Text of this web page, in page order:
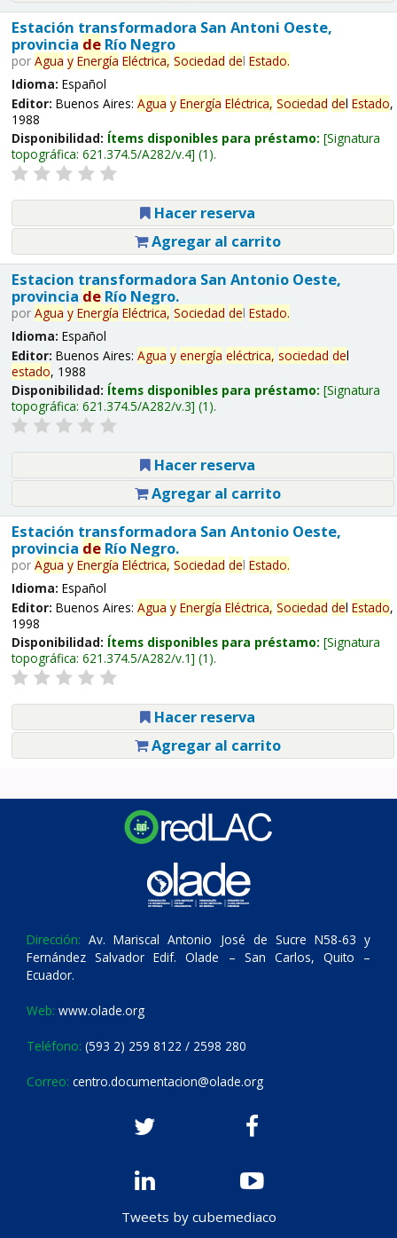
Estación transformadora San Antoni Oeste,
provincia deRío Negro
por Agua y Energía Eléctrica, Sociedad del Estado.
Idioma: Español
Editor: Buenos Aires: Agua y Energía Eléctrica, Sociedad del Estado,
1988
Disponibilidad: Ítems disponibles para préstamo: Signatura
topográfica: 621.374.5/A282/v.4 (1).
Hacer reserva
Agregar al carrito
Estacion transformadora San Antonio Oeste,
provincia deRío Negro.
por Agua y Energía Eléctrica, Sociedad del Estado.
Idioma: Español
Editor: Buenos Aires: Agua y energía eléctrica, sociedad del
estado, 1988
Disponibilidad: Ítems disponibles para préstamo: Signatura
topográfica: 621.374.5/A282/v.3 (1).
Hacer reserva
Agregar al carrito
Estación transformadora San Antonio Oeste,
provincia deRío Negro.
por Agua y Energía Eléctrica, Sociedad del Estado.
Idioma: Español
Editor: Buenos Aires: Agua y Energía Eléctrica, Sociedad del Estado,
1998
Disponibilidad: Ítems disponibles para préstamo: Signatura
topográfica: 621.374.5/A282/v.1 (1).
Hacer reserva
Agregar al carrito
Dirección: Av. Mariscal Antonio José de Sucre N58-63 y
Fernández Salvador Edif. Olade – San Carlos, Quito –
Ecuador.
Web: www.olade.org
Teléfono: (593 2) 259 8122 / 2598 280
Correo: centro.documentacion@olade.org
Tweets by cubemediaco